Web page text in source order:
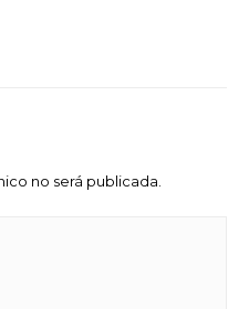
no será publicada.